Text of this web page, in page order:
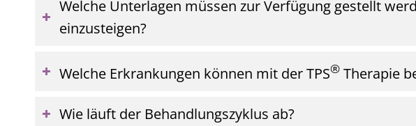
Welche Unterlagen müssen zur Verfügung gestellt
einzusteigen?
Welche Erkrankungen können mit der TPS® Therapie
Wie läuft der Behandlungszyklus ab?